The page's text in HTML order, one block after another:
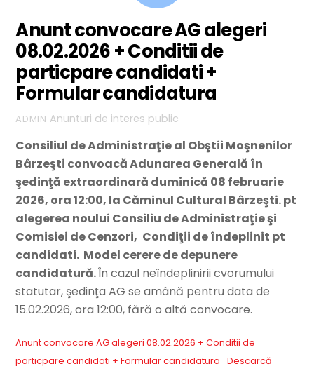
Anunt convocare AG alegeri
08.02.2026 + Conditii de
particpare candidati +
Formular candidatura
ADMIN Anunturi de interes public
Consiliul de Administraţie al Obştii Moşnenilor
Bârzeşti convoacă Adunarea Generală în
şedinţă extraordinară duminică 08 februarie
2026, ora 12:00, la Căminul Cultural Bârzeşti. pt
alegerea noului Consiliu de Administraţie şi
Comisiei de Cenzori, Condiţii de îndeplinit pt
candidati. Model cerere de depunere
candidatură.În cazul neîndeplinirii cvorumului
statutar, şedinţa AG se amână pentru data de
15.02.2026, ora 12:00, fără o altă convocare.
Anunt convocare AG alegeri 08.02.2026 + Conditii de
particpare candidati + Formular candidatura
Descarcă